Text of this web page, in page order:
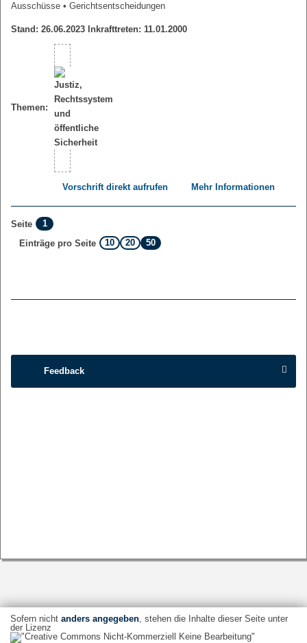
Ausschüsse • Gerichtsentscheidungen
Stand: 26.06.2023 Inkrafttreten: 11.01.2000
Themen:
Vorschrift direkt aufrufen Mehr Informationen
Seite
1
Einträge pro Seite
10 20 50
Feedback
Sofern nicht anders angegeben, stehen die Inhalte dieser Seite unter
der Lizenz